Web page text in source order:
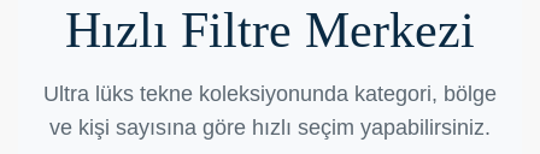
Hızlı Filtre Merkezi
Ultra lüks tekne koleksiyonunda kategori, bölge
ve kişi sayısına göre hızlı seçim yapabilirsiniz.